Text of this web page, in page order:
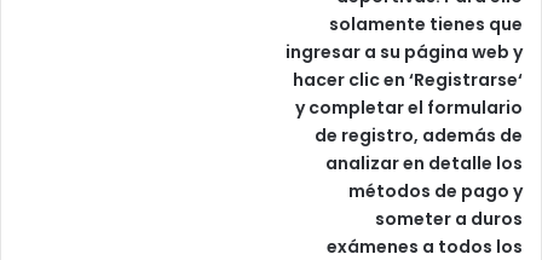
solamente tienes que
ingresar a su página web y
hacer clic en ‘Registrarse‘
y completar el formulario
de registro, además de
analizar en detalle los
métodos de pago y
someter a duros
exámenes a todos los